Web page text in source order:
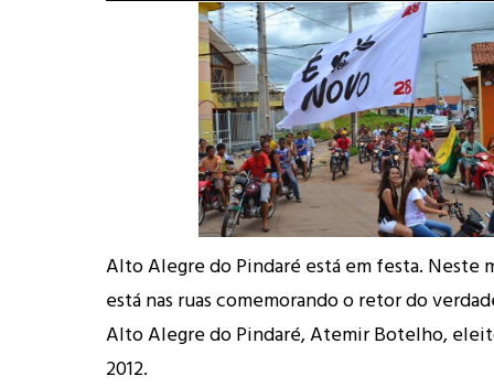
Alto Alegre do Pindaré está em festa. Neste
está nas ruas comemorando o retor do
Alto Alegre do Pindaré, Atemir Botelho,
2012.